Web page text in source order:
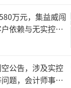
的是让用户
愿意走一次
服务台”
万元，集益威闯
依赖与无实控人
公告，涉及实控
题，会计师事务